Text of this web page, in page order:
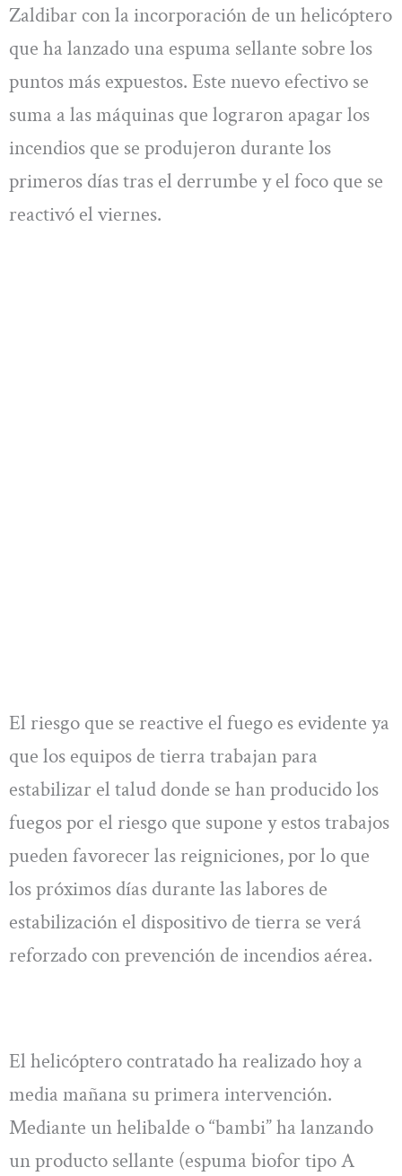
Zaldibar con la incorporación de un helicóptero
que ha lanzado una espuma sellante sobre los
puntos más expuestos. Este nuevo efectivo se
suma a las máquinas que lograron apagar los
incendios que se produjeron durante los
primeros días tras el derrumbe y el foco que se
reactivó el viernes.
El riesgo que se reactive el fuego es evidente ya
que los equipos de tierra trabajan para
estabilizar el talud donde se han producido los
fuegos por el riesgo que supone y estos trabajos
pueden favorecer las reigniciones, por lo que
los próximos días durante las labores de
estabilización el dispositivo de tierra se verá
reforzado con prevención de incendios aérea.
El helicóptero contratado ha realizado hoy a
media mañana su primera intervención.
Mediante un helibalde o “bambi” ha lanzando
un producto sellante (espuma biofor tipo A